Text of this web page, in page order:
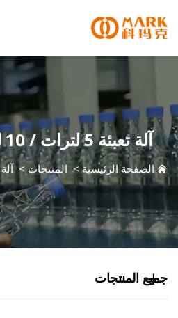
5 لترات / 10 لترات / 5 جالون
الرئيسية>المنتجات>آلة تعبئة 5 لترات / 10 لترات / 5 جالون
المنتجات